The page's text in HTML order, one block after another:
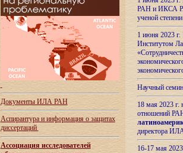
Документы ИЛА РАН
Аспирантура и информация о защитах
диссертаций
Ассоциация исследователей
РАН и ИКСА
ученой
1 июня 2023
Институтом
Научный
18 мая 2023
отношений
директора
16-17 мая